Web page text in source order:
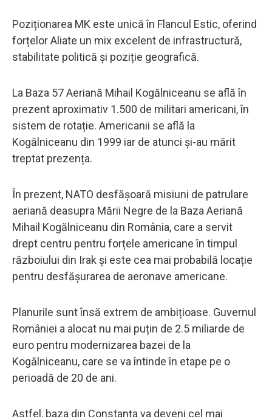
Poziționarea MK este unică în Flancul Estic, oferind
forțelor Aliate un mix excelent de infrastructură,
stabilitate politică și poziție geografică.
La Baza 57 Aeriană Mihail Kogălniceanu se află în
prezent aproximativ 1.500 de militari americani, în
sistem de rotație. Americanii se află la
Kogălniceanu din 1999 iar de atunci și-au mărit
treptat prezența.
În prezent, NATO desfășoară misiuni de patrulare
aeriană deasupra Mării Negre de la Baza Aeriană
Mihail Kogălniceanu din România, care a servit
drept centru pentru forțele americane în timpul
războiului din Irak și este cea mai probabilă locație
pentru desfășurarea de aeronave americane.
Planurile sunt însă extrem de ambițioase. Guvernul
României a alocat nu mai puțin de 2.5 miliarde de
euro pentru modernizarea bazei de la
Kogălniceanu, care se va întinde în etape pe o
perioadă de 20 de ani.
Astfel, baza din Constanța va deveni cel mai